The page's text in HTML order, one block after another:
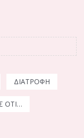
ΔΙΑΤΡΟΦΉ
ΌΤΙ…